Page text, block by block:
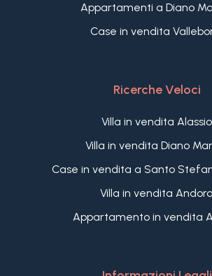
Appartamenti a Diano
Case in vendita
Ricerche Veloci
Villa in vendita Alassio
Villa in vendita Diano
Case in vendita a Santo
Villa in vendita Andora
Appartamento in vendita